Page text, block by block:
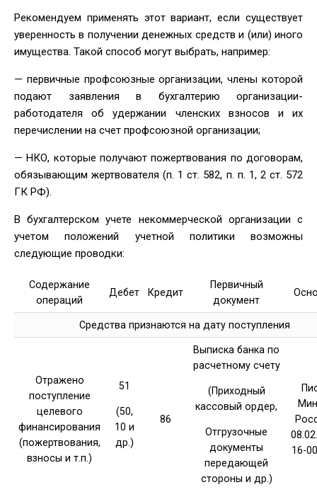
Рекомендуем применять этот вариант, если существует
уверенность в получении денежных средств и (или) иного
имущества. Такой способ могут выбрать, например:
— первичные профсоюзные организации, члены которой
подают заявления в бухгалтерию организации-
работодателя об удержании членских взносов и их
перечислении на счет профсоюзной организации;
— НКО, которые получают пожертвования по договорам,
обязывающим жертвователя (п. 1 ст. 582, п. п. 1, 2 ст. 572
ГК РФ).
В бухгалтерском учете некоммерческой организации с
учетом положений учетной политики возможны
следующие проводки:
Содержание
операций
Дебет Кредит
Первичный
документ
Средства признаются на дату поступления
Отражено
поступление
целевого
финансирования
(пожертвования,
взносы и т.п.)
51
(50,
10 и
др.)
86
Выписка банка по
расчетному счету
(Приходный
кассовый ордер,
Отгрузочные
документы
передающей
стороны и др.)
16-